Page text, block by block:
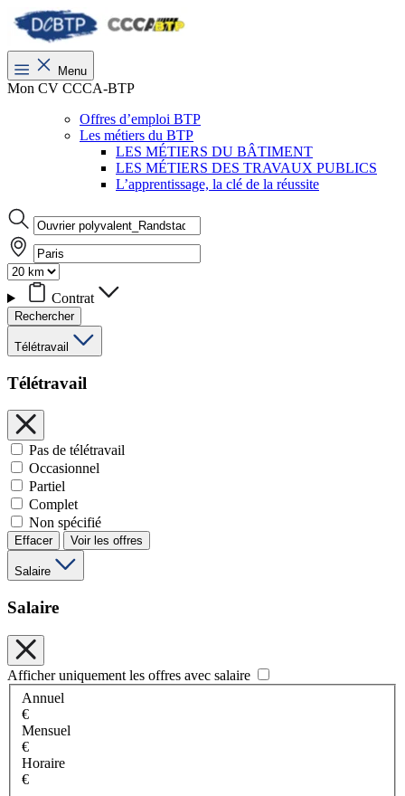
Menu
Mon CV CCCA-BTP
Offres d’emploi BTP
Les métiers du BTP
LES MÉTIERS DU BÂTIMENT
LES MÉTIERS DES TRAVAUX PUBLICS
L’apprentissage, la clé de la réussite
Contrat
Rechercher
Télétravail
Télétravail
Pas de télétravail
Occasionnel
Partiel
Complet
Non spécifié
Effacer Voir les offres
Salaire
Salaire
Afficher uniquement les offres avec salaire
Annuel
€
Mensuel
€
Horaire
€